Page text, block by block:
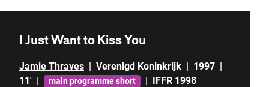
I Just Want to Kiss You
Jamie Thraves | Verenigd Koninkrijk | 1997 |
11' | main programme short | IFFR 1998